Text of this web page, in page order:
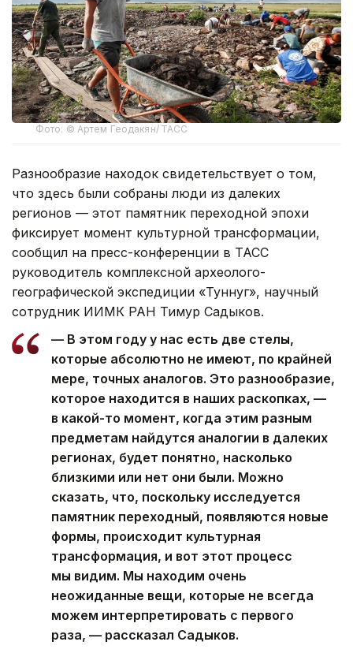
Фото: © Артем Геодакян/ ТАСС
Разнообразие находок свидетельствует о том,
что здесь были собраны люди из далеких
регионов — этот памятник переходной эпохи
фиксирует момент культурной трансформации,
сообщил на пресс-конференции в ТАСС
руководитель комплексной археолого-
географической экспедиции «Туннуг», научный
сотрудник ИИМК РАН Тимур Садыков.
— В этом году у нас есть две стелы,
которые абсолютно не имеют, по крайней
мере, точных аналогов. Это разнообразие,
которое находится в наших раскопках, —
в какой-то момент, когда этим разным
предметам найдутся аналогии в далеких
регионах, будет понятно, насколько
близкими или нет они были. Можно
сказать, что, поскольку исследуется
памятник переходный, появляются новые
формы, происходит культурная
трансформация, и вот этот процесс
мы видим. Мы находим очень
неожиданные вещи, которые не всегда
можем интерпретировать с первого
раза, — рассказал Садыков.